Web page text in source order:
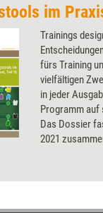
im
Trainings
fürs Training
vielfältigen
in jeder
Programm auf
Das Dossier
2021